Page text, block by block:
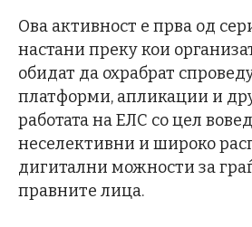
Ова активност е прва од
настани преку кои
обидат да охрабрат
платформи, апликации и
работата на ЕЛС со цел
неселективни и широко
дигитални можности за
правните лица.